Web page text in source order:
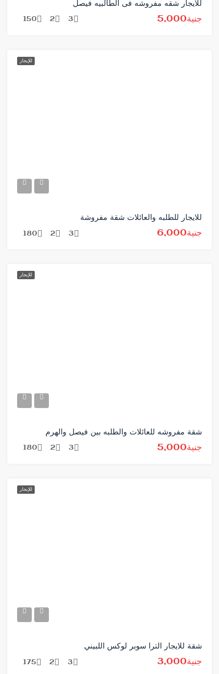
للايجار شقه مفروشه فى الطالبيه فيصل
جنية5,000 3
2
150
للإيجار
للايجار للطلبه والعائلات شقة مفروشة
جنية6,000 3
2
180
للإيجار
شقة مفروشه للعائلات والطلبه بين فيصل والهرم
جنية5,000 3
2
180
للإيجار
شقة للايجار الترا سوبر لوكس اللبيني
جنية3,000 3
2
175